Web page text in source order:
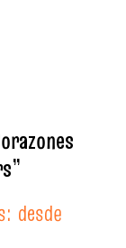
desde